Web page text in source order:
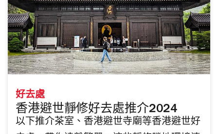
好去處
香港避世靜修好去處推介2024
以下推介茶室、香港避世寺廟等香港避世好